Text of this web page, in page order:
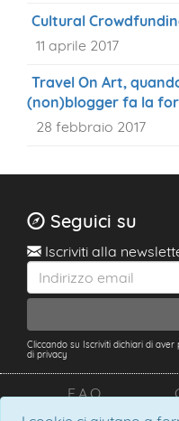
Cultural
11 aprile 2017
Travel On Art,
(non)blogger fa la
28 febbraio 2017
Seguici su
Iscriviti alla
Cliccando su Iscriviti dichiari di
di privacy
F.A.Q.